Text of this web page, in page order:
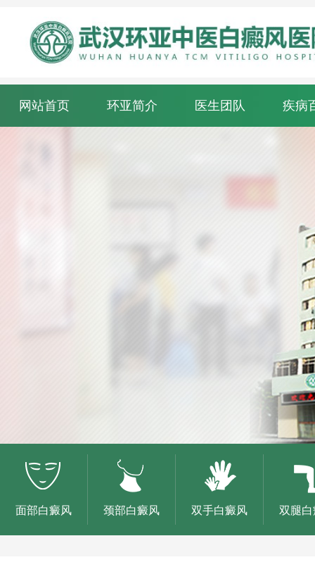
网站首页 环亚简介 医生团队 疾病
面部白癜风 颈部白癜风 双手白癜风 双腿